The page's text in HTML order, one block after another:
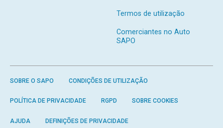
Termos de utilização
Comerciantes no Auto
SAPO
SOBRE O SAPO CONDIÇÕES DE UTILIZAÇÃO
POLÍTICA DE PRIVACIDADE RGPD SOBRE COOKIES
AJUDA DEFINIÇÕES DE PRIVACIDADE